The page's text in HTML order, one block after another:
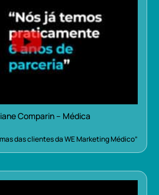
Comparin – Médica
das clientes da WE Marketing Médico”